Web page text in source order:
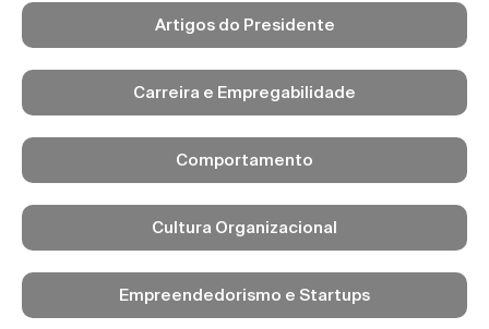
Artigos do Presidente
Carreira e Empregabilidade
Comportamento
Cultura Organizacional
Empreendedorismo e Startups